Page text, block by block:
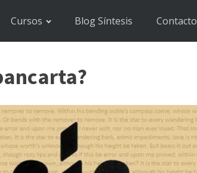
Cursos Blog Síntesis Contacto